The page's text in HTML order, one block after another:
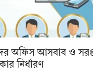
অফিস আসবাব ও
নির্ধারণ